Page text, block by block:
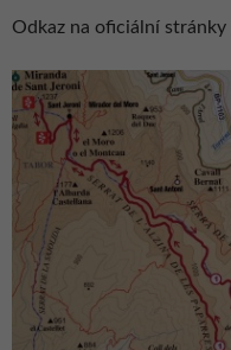
Odkaz na oficiální stránky